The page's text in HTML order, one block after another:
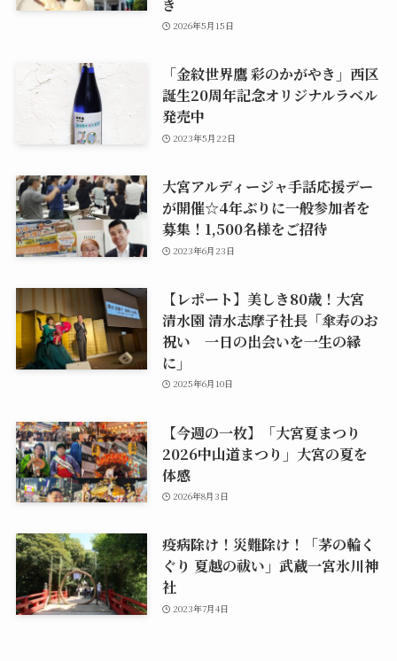
2026年5月15日
「金紋世界鷹 彩のかがやき」西区
誕生20周年記念オリジナルラベル
発売中
2023年5月22日
大宮アルディージャ手話応援デー
が開催☆4年ぶりに一般参加者を
募集！1,500名様をご招待
2023年6月23日
【レポート】美しき80歳！大宮
清水園 清水志摩子社長「傘寿のお
祝い 一日の出会いを一生の縁
に」
2025年6月10日
【今週の一枚】「大宮夏まつり
2026中山道まつり」大宮の夏を
体感
2026年8月3日
疫病除け！災難除け！「茅の輪く
ぐり 夏越の祓い」武蔵一宮氷川神
社
2023年7月4日